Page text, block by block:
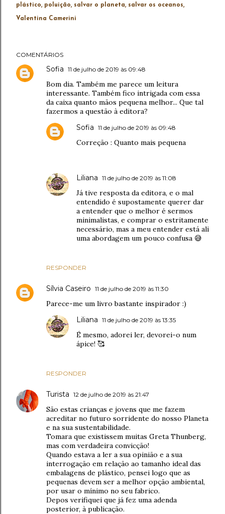
plástico poluição salvar o planeta salvar os oceanos
Valentina Camerini
COMENTÁRIOS
Sofia 11 de julho de 2019 às 09:48
Bom dia. Também me parece um leitura
interessante. Também fico intrigada com essa
da caixa quanto mãos pequena melhor... Que tal
fazermos a questão à editora?
RESPONDER
Sofia 11 de julho de 2019 às 09:48
Correção : Quanto mais pequena
Liliana 11 de julho de 2019 às 11:08
Já tive resposta da editora, e o mal
entendido é supostamente querer dar
a entender que o melhor é sermos
minimalistas, e comprar o estritamente
necessário, mas a meu entender está ali
uma abordagem um pouco confusa 😅
Sílvia Caseiro 11 de julho de 2019 às 11:30
Parece-me um livro bastante inspirador :)
RESPONDER
Liliana 11 de julho de 2019 às 13:35
É mesmo, adorei ler, devorei-o num
ápice! 🥰
Turista 12 de julho de 2019 às 21:47
São estas crianças e jovens que me fazem
acreditar no futuro sorridente do nosso Planeta
e na sua sustentabilidade.
Tomara que existissem muitas Greta Thunberg,
mas com verdadeira convicção!
Quando estava a ler a sua opinião e a sua
interrogação em relação ao tamanho ideal das
embalagens de plástico, pensei logo que as
pequenas devem ser a melhor opção ambiental,
por usar o mínimo no seu fabrico.
Depos verifiquei que já fez uma adenda
posterior, à publicação.